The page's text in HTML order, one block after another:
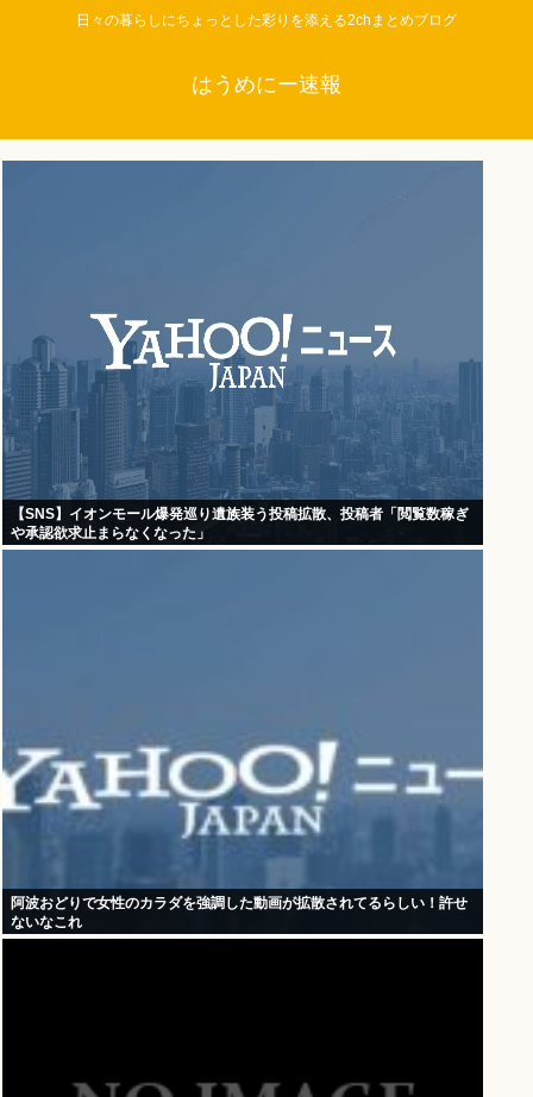
日々の暮らしにちょっとした彩りを添える2chまとめブログ
はうめにー速報
【SNS】イオンモール爆発巡り遺族装う投稿拡散、投稿者「閲覧数稼ぎ
や承認欲求止まらなくなった」
阿波おどりで女性のカラダを強調した動画が拡散されてるらしい！許せ
ないなこれ